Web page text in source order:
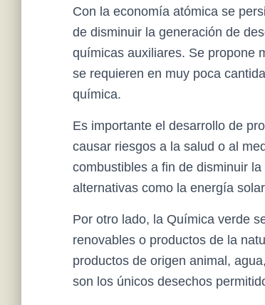
Con la economía atómica se
de disminuir la generación de
químicas auxiliares. Se propone
se requieren en muy poca
química.
Es importante el desarrollo de
causar riesgos a la salud o al
combustibles a fin de disminuir
alternativas como la energía
Por otro lado, la Química verde
renovables o productos de la
productos de origen animal,
son los únicos desechos